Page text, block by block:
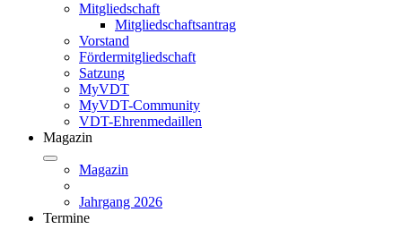
Mitgliedschaft
Mitgliedschaftsantrag
Vorstand
Fördermitgliedschaft
Satzung
MyVDT
MyVDT-Community
VDT-Ehrenmedaillen
Magazin
Magazin
Jahrgang 2026
Termine